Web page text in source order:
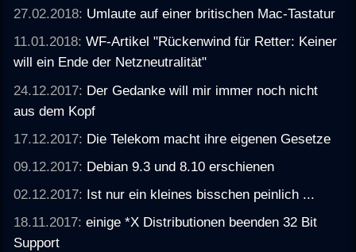
27.02.2018: Umlaute auf einer britischen Mac-Tastatur
11.01.2018:WF-Artikel "Rückenwind für Retter: Keiner
will ein Ende der Netzneutralität"
24.12.2017: Der Gedanke will mir immer noch nicht
aus dem Kopf
17.12.2017: Die Telekom macht ihre eigenen Gesetze
09.12.2017: Debian 9.3 und 8.10 erschienen
02.12.2017: Ist nur ein kleines bisschen peinlich ...
18.11.2017:einige *X Distributionen beenden 32 Bit
Support